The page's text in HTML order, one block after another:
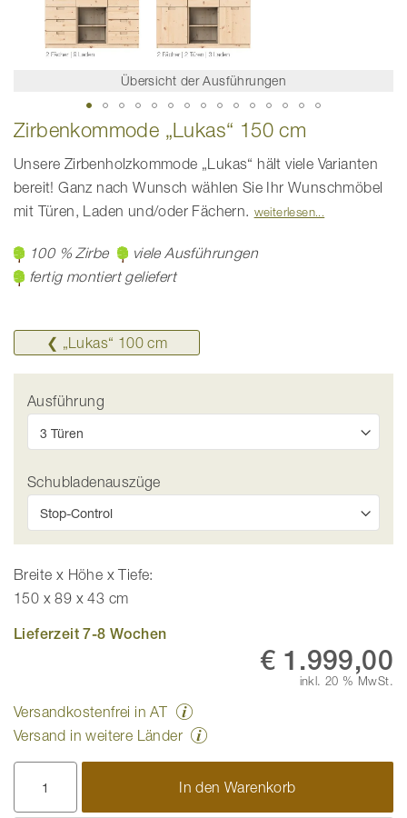
Übersicht der Ausführungen
Zum
Anfang
Bildgalerie
Zirbenkommode „Lukas“ 150 cm
Unsere Zirbenholzkommode „Lukas“ hält viele Varianten
bereit! Ganz nach Wunsch wählen Sie Ihr Wunschmöbel
mit Türen, Laden und/oder Fächern. weiterlesen
100 % Zirbe
viele Ausführungen
fertig montiert geliefert
❮ „Lukas“ 100 cm
Ausführung
Schubladenauszüge
Breite x Höhe x Tiefe:
150 x 89 x 43 cm
Lieferzeit 7-8 Wochen
€ 1.999,00
inkl. 20 % MwSt.
Versandkostenfrei in AT
Versand in weitere Länder
In den Warenkorb